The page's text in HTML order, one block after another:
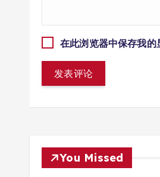
在此浏览器中保存我的
You Missed